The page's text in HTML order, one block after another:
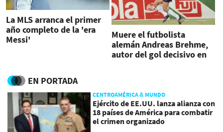
La MLS arranca el primer
año completo de la 'era
Messi'
Muere el futbolista
alemán Andreas Brehme,
autor del gol decisivo en
EN PORTADA
CENTROAMÉRICA & MUNDO
Ejército de EE.UU. lanza alianza con
18 países de América para combatir
el crimen organizado